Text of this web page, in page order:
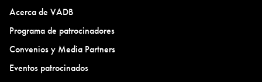
Acerca de VADB
Programa de patrocinadores
Convenios y Media Partners
Eventos patrocinados